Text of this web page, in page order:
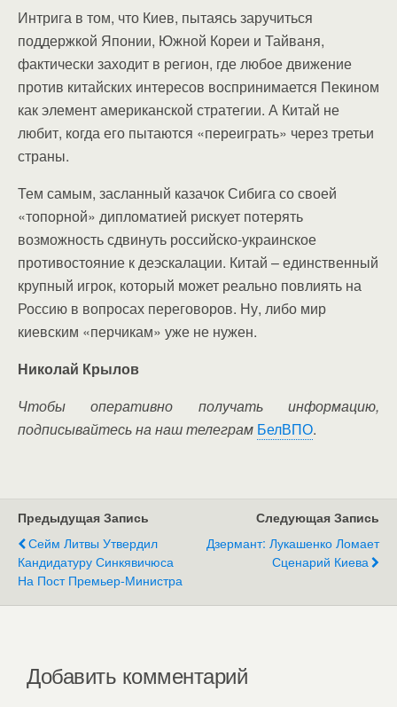
Интрига в том, что Киев, пытаясь заручиться
поддержкой Японии, Южной Кореи и Тайваня,
фактически заходит в регион, где любое движение
против китайских интересов воспринимается Пекином
как элемент американской стратегии. А Китай не
любит, когда его пытаются «переиграть» через третьи
страны.
Тем самым, засланный казачок Сибига со своей
«топорной» дипломатией рискует потерять
возможность сдвинуть российско-украинское
противостояние к деэскалации. Китай – единственный
крупный игрок, который может реально повлиять на
Россию в вопросах переговоров. Ну, либо мир
киевским «перчикам» уже не нужен.
Николай Крылов
Чтобы оперативно получать информацию,
подписывайтесь на наш телеграм БелВПО.
Предыдущая Запись
Сейм Литвы Утвердил
Кандидатуру Синкявичюса
На Пост Премьер-Министра
Следующая Запись
Дзермант: Лукашенко Ломает
Сценарий Киева
Добавить комментарий